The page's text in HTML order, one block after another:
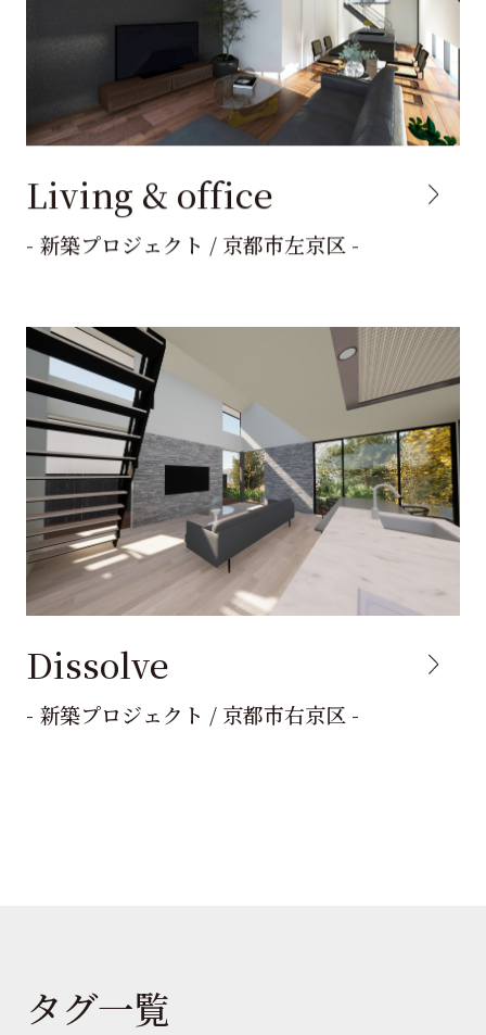
Living & office
- 新築プロジェクト / 京都市左京区 -
Dissolve
- 新築プロジェクト / 京都市右京区 -
タグ一覧